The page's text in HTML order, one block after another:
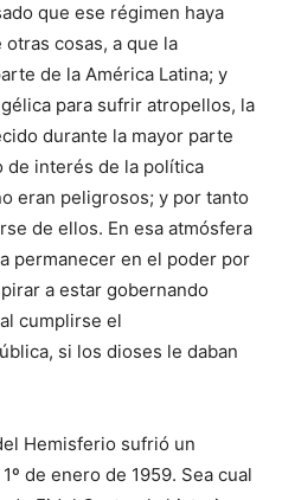
que ese régimen haya
cosas, a que la
de la América Latina; y
para sufrir atropellos, la
durante la mayor parte
de interés de la política
eran peligrosos; y por tanto
de ellos. En esa atmósfera
permanecer en el poder por
a estar gobernando
cumplirse el
si los dioses le daban
Hemisferio sufrió un
de enero de 1959. Sea cual